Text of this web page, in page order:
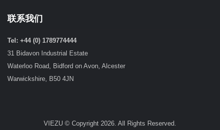
联系我们
Tel: +44 (0) 1789774444
31 Bidavon Industrial Estate
Waterloo Road, Bidford on Avon, Alcester
Warwickshire, B50 4JN
VIEZU © Copyright 2026. All Rights Reserved.